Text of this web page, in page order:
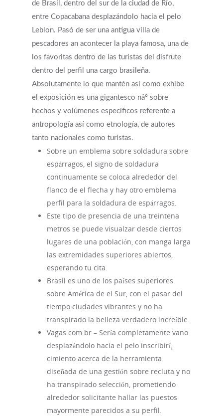
de Brasil, dentro del sur de la ciudad de Río,
entre Copacabana desplazándolo hacia el pelo
Leblon. Pasó de ser una antigua villa de
pescadores an acontecer la playa famosa, una de
los favoritas dentro de las turistas del disfrute
dentro del perfil una cargo brasileña.
Absolutamente lo que mantén así­ como exhibe
el exposición es una gigantesco nâº sobre
hechos y volúmenes especí­ficos referente a
antropología así­ como etnología, de autores
tanto nacionales como turistas.
Sobre un emblema sobre soldadura sobre
espárragos, el signo de soldadura
continuamente se coloca alrededor del
flanco de el flecha y hay otro emblema
perfil para la soldadura de espárragos.
Este tipo de presencia de una treintena
metros se puede visualzar desde ciertos
lugares de una población, con manga larga
las extremidades superiores abiertos,
esperando tu cita.
Brasil es uno de los países superiores
sobre América de el Sur, con el pasar del
tiempo ciudades vibrantes y no ha
transpirado la belleza verdadero increíble.
Vagas.com.br – Serí­a completamente vano
desplazándolo hacia el pelo inscribirí¡
cimiento acerca de la herramienta
diseñada de una gestión sobre recluta y no
ha transpirado selección, prometiendo
alrededor solicitante hallar las puestos
mayormente parecidos a su perfil.